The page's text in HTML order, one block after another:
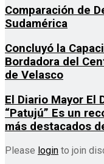
Comparación de
Sudamérica
Concluyó la
Bordadora del
de Velasco
El Diario Mayor El
“Patujú” Es un
más destacados
Please login to join